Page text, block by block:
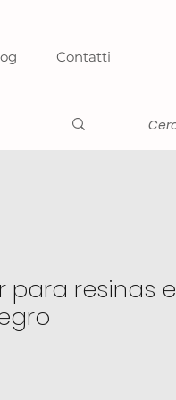
Contatti
para resinas e